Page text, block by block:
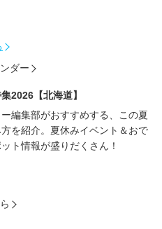
ダー
2026【北海道】
編集部がおすすめする、この夏
を紹介。夏休みイベント＆おで
ト情報が盛りだくさん！